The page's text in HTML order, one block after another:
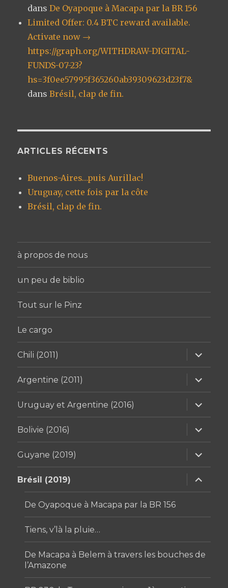
dansDe Oyapoque à Macapa par la BR 156
Limited Offer: 0.4 BTC reward available.
Activate now →
https://graph.org/WITHDRAW-DIGITAL-
FUNDS-07-23?
hs=3f0ee57995f365260ab39309623d23f7&
dansBrésil, clap de fin.
ARTICLES RÉCENTS
Buenos-Aires…puis Aurillac!
Uruguay, cette fois par la côte
Brésil, clap de fin.
à propos de nous
un peu de biblio
Tout sur le Pinz
Le cargo
Chili (2011)
ouvrir
le
sous-
menu
Argentine (2011)
ouvrir
le
sous-
menu
Uruguay et Argentine (2016)
ouvrir
le
sous-
menu
Bolivie (2016)
ouvrir
le
sous-
menu
Guyane (2019)
ouvrir
le
sous-
menu
Brésil (2019)
ouvrir
le
sous-
De Oyapoque à Macapa par la BR 156
Tiens, v’là la pluie…
De Macapa à Belem à travers les bouches de
l’Amazone